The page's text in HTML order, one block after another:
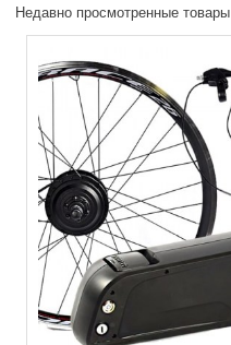
Недавно просмотренные товары